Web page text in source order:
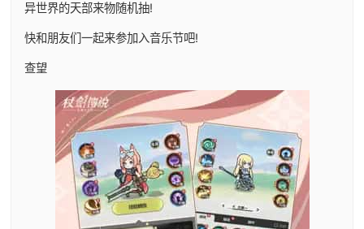
异世界的天部来物随机抽!
快和朋友们一起来参加入音乐节吧!
查望